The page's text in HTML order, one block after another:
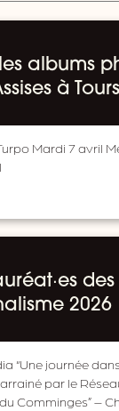
les albums
à Tours
Mardi 7 avril
2026
“Une journée
par le
Comminges” –